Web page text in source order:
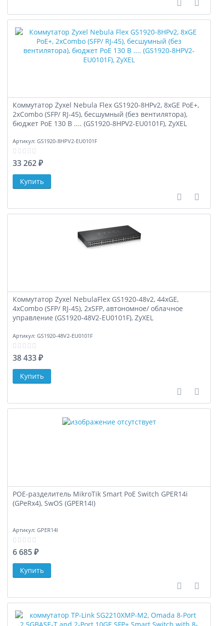
В В
Коммутатор Zyxel Nebula Flex GS1920-8HPv2, 8xGE PoE+,
2xCombo (SFP/ RJ-45), бесшумный (без вентилятора),
бюджет PoE 130 В .... (GS1920-8HPV2-EU0101F), ZyXEL
Артикул: GS1920-8HPV2-EU0101F
33 262 ₽
В В
Коммутатор Zyxel NebulaFlex GS1920-48v2, 44xGE,
4xCombo (SFP/ RJ-45), 2xSFP, автономное/ облачное
управление (GS1920-48V2-EU0101F), ZyXEL
Артикул: GS1920-48V2-EU0101F
38 433 ₽
В В
POE-разделитель MikroTik Smart PoE Switch GPER14i
(GPeRx4), SwOS (GPER14I)
Артикул: GPER14I
6 685 ₽
В В